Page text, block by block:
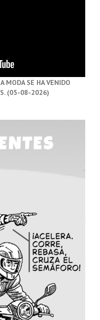
MODA SE HA VENIDO
(05-08-2026)